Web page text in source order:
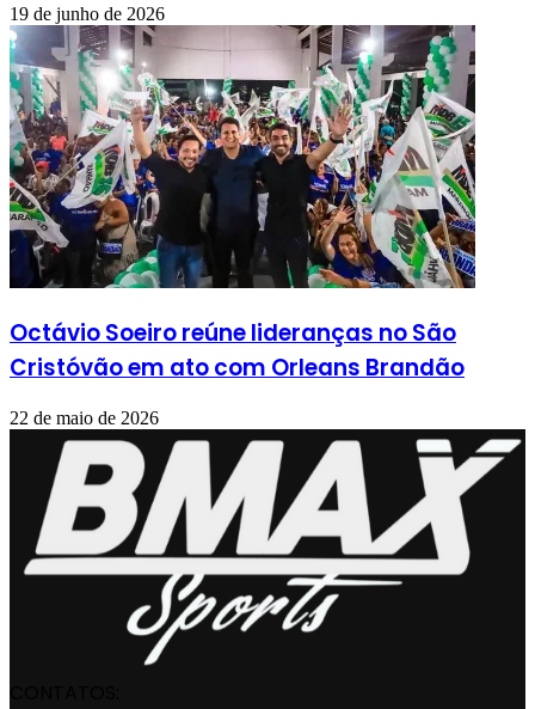
19 de junho de 2026
Octávio Soeiro reúne lideranças no São
Cristóvão em ato com Orleans Brandão
22 de maio de 2026